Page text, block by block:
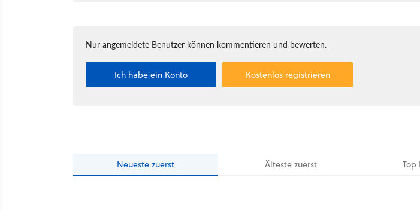
Nur angemeldete Benutzer können kommentieren und bewerten.
Ich habe ein Konto Kostenlos registrieren
Neueste zuerst Ältestezuerst Top